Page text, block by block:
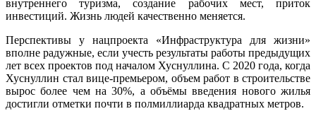
внутреннего туризма, создание рабочих мест, приток
инвестиций. Жизнь людей качественно меняется.
Перспективы у нацпроекта «Инфраструктура для жизни»
вполне радужные, если учесть результаты работы предыдущих
лет всех проектов под началом Хуснуллина. С 2020 года, когда
Хуснуллин стал вице-премьером, объем работ в строительстве
вырос более чем на 30%, а объёмы введения нового жилья
достигли отметки почти в полмиллиарда квадратных метров.